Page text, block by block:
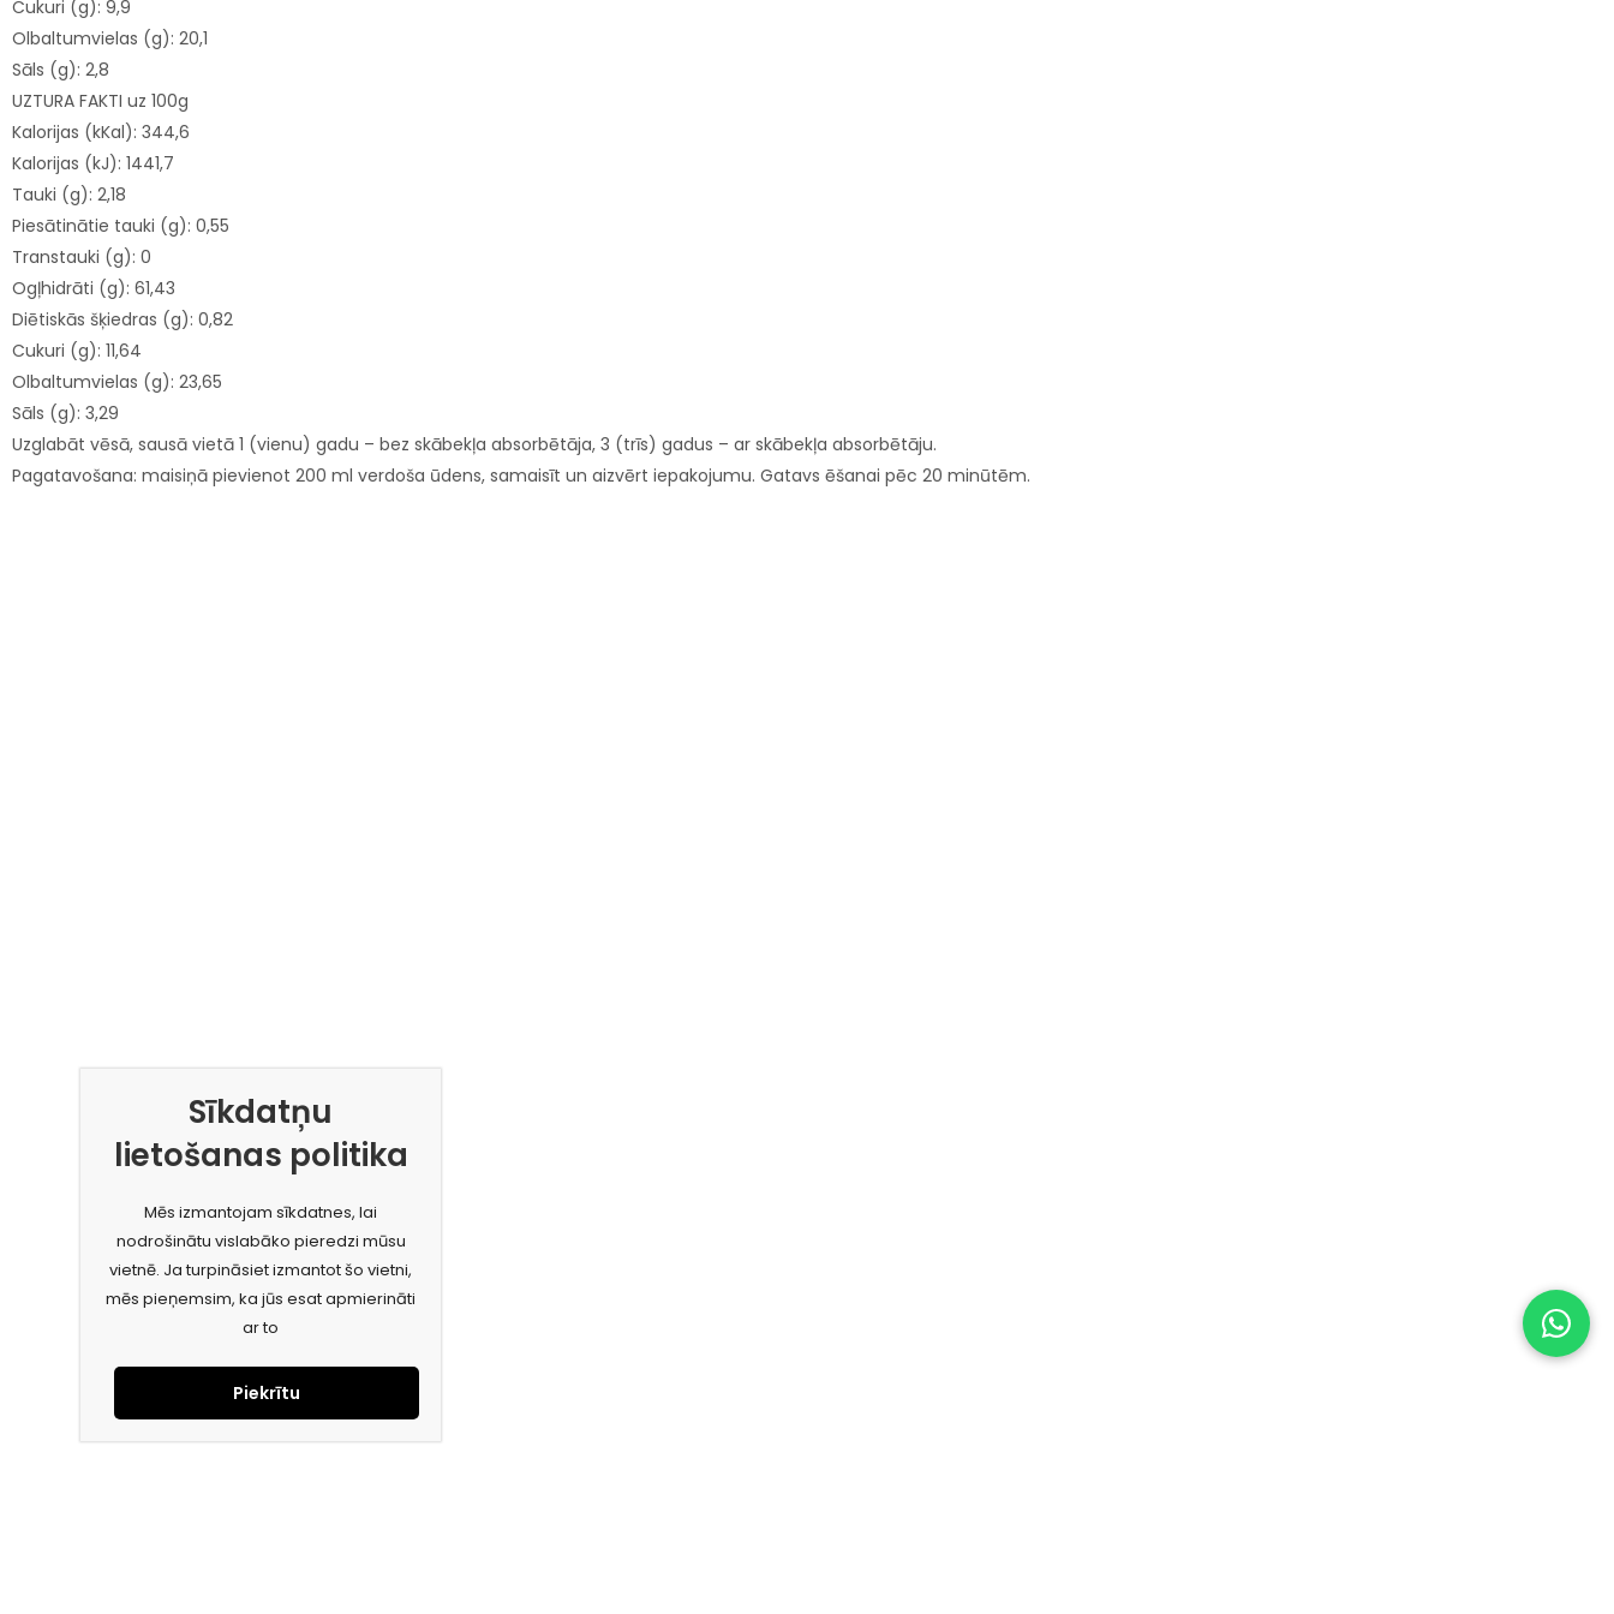
Cukuri (g): 9,9
Olbaltumvielas (g): 20,1
Sāls (g): 2,8
UZTURA FAKTI uz 100g
Kalorijas (kKal): 344,6
Kalorijas (kJ): 1441,7
Tauki (g): 2,18
Piesātinātie tauki (g): 0,55
Transtauki (g): 0
Ogļhidrāti (g): 61,43
Diētiskās šķiedras (g): 0,82
Cukuri (g): 11,64
Olbaltumvielas (g): 23,65
Sāls (g): 3,29
Uzglabāt vēsā, sausā vietā 1 (vienu) gadu – bez skābekļa absorbētāja, 3 (trīs) gadus – ar skābekļa absorbētāju.
Pagatavošana: maisiņā pievienot 200 ml verdoša ūdens, samaisīt un aizvērt iepakojumu. Gatavs ēšanai pēc 20 minūtēm.
Sīkdatņu
lietošanas politika
Mēs izmantojam sīkdatnes, lai
nodrošinātu vislabāko pieredzi mūsu
vietnē. Ja turpināsiet izmantot šo vietni,
mēs pieņemsim, ka jūs esat apmierināti
ar to
Piekrītu